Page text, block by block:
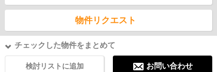
物件リクエスト
チェックした物件をまとめて
検討リストに追加 お問い合わせ